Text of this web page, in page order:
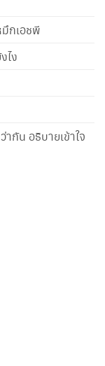
กเอชพี
ไง
กัน อธิบายเข้าใจ